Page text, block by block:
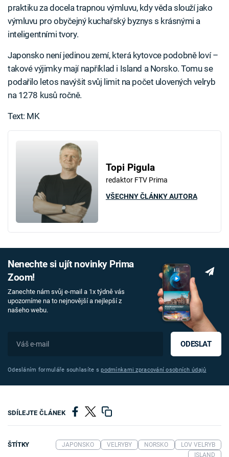
praktiku za docela trapnou výmluvu, kdy věda slouží jako
výmluvu pro obyčejný kuchařský byznys s krásnými a
inteligentními tvory.
Japonsko není jedinou zemí, která kytovce podobně loví –
takové výjimky mají například i Island a Norsko. Tomu se
podařilo letos navýšit svůj limit na počet ulovených velryb
na 1278 kusů ročně.
Text: MK
Topi Pigula
redaktor FTV Prima
VŠECHNY ČLÁNKY AUTORA
Nenechte si ujít novinky Prima
Zoom!
Zanechte nám svůj e-mail a 1x týdně vás
upozorníme na to nejnovější a nejlepší z
našeho webu.
ODESLAT
Odesláním formuláře souhlasíte spodmínkami zpracování osobních údajů
SDÍLEJTE ČLÁNEK
ŠTÍTKY JAPONSKO VELRYBY NORSKO
LOV VELRYB
ISLAND